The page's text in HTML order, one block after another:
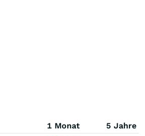
1 Monat
5 Jahre